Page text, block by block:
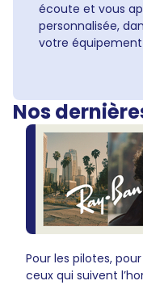
écoute et vous
personnalisée,
votre
Nos
Pour les pilotes,
ceux qui suivent